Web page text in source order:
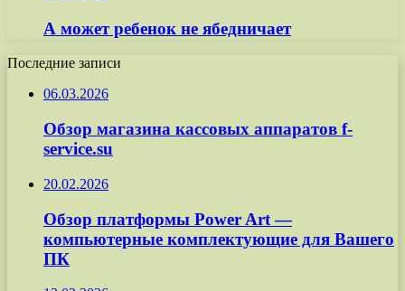
А может ребенок не ябедничает
Последние записи
06.03.2026
Обзор магазина кассовых аппаратов f-
service.su
20.02.2026
Обзор платформы Power Art —
компьютерные комплектующие для Вашего
ПК